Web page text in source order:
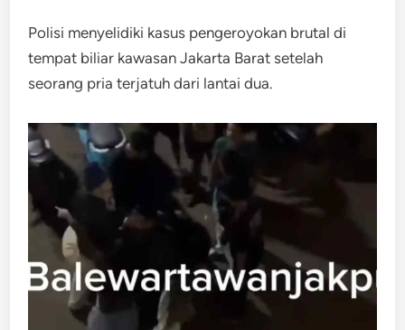
Polisi menyelidiki kasus pengeroyokan brutal di
tempat biliar kawasan Jakarta Barat setelah
seorang pria terjatuh dari lantai dua.